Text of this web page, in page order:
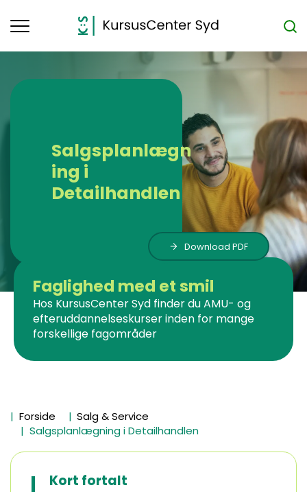
Toggle
Faglighed med et smil
Hos KursusCenter Syd finder du AMU- og
efteruddannelseskurser inden for mange
forskellige fagområder
Salgsplanlægn
ing i
Detailhandlen
Download PDF
Forside
Salg & Service
Salgsplanlægning i Detailhandlen
Kort fortalt